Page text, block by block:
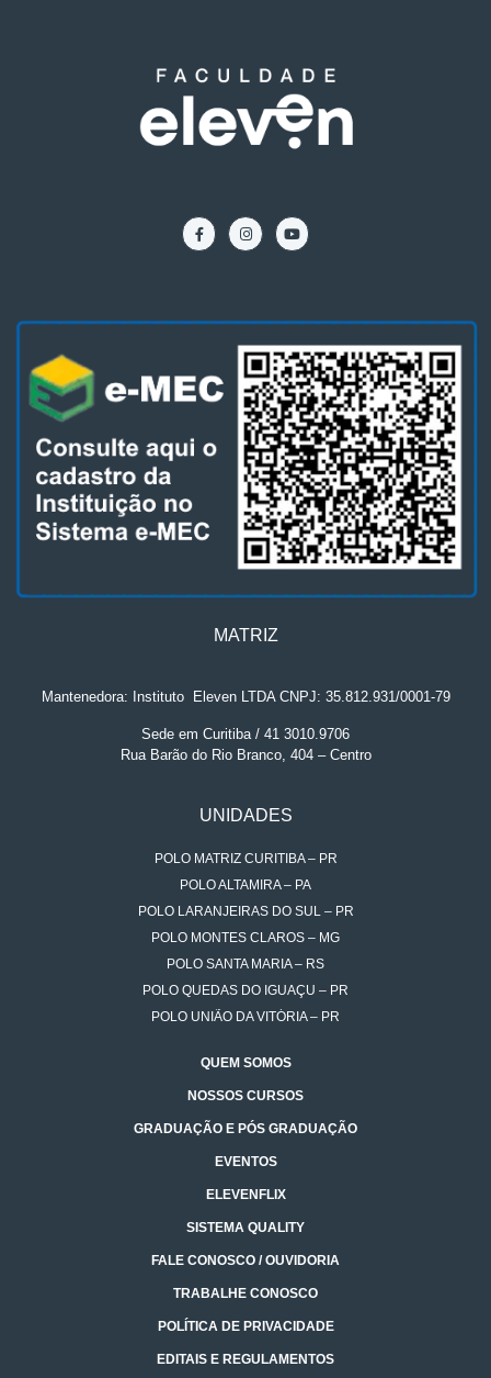
MATRIZ
Mantenedora: Instituto. Eleven LTDA CNPJ: 35.812.931/0001-79
Sede em Curitiba / 41 3010.9706
Rua Barão do Rio Branco, 404 – Centro
UNIDADES
POLO MATRIZ CURITIBA – PR
POLO ALTAMIRA – PA
POLO LARANJEIRAS DO SUL – PR
POLO MONTES CLAROS – MG
POLO SANTA MARIA – RS
POLO QUEDAS DO IGUAÇU – PR
POLO UNIÃO DA VITÓRIA – PR
QUEM SOMOS
NOSSOS CURSOS
GRADUAÇÃO E PÓS GRADUAÇÃO
EVENTOS
ELEVENFLIX
SISTEMA QUALITY
FALE CONOSCO / OUVIDORIA
TRABALHE CONOSCO
POLÍTICA DE PRIVACIDADE
EDITAIS E REGULAMENTOS